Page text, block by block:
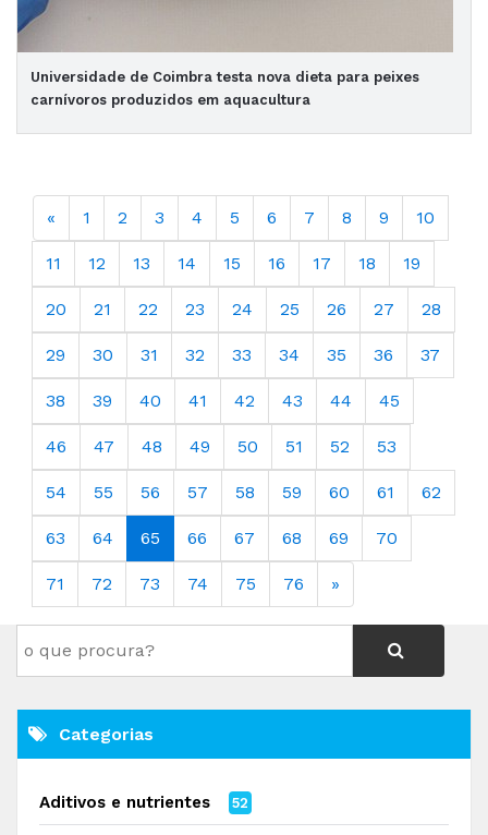
Universidade de Coimbra testa nova dieta para peixes
carnívoros produzidos em aquacultura
« 1 2 3 4 5 6 7 8 9 10
11 12 13 14 15 16 17 18 19
20 21 22 23 24 25 26 27 28
29 30 31 32 33 34 35 36 37
38 39 40 41 42 43 44 45
46 47 48 49 50 51 52 53
54 55 56 57 58 59 60 61 62
63 64 65 66 67 68 69 70
71 72 73 74 75 76 »
Categorias
Aditivos e nutrientes 52